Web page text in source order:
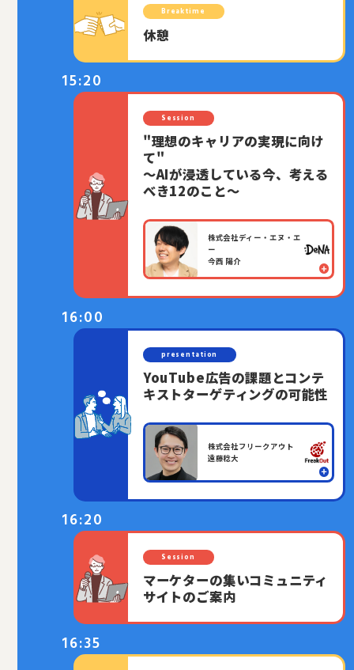
Breaktime
休憩
15:20
Session
"理想のキャリアの実現に向け
て"
〜AIが浸透している今、考える
べき12のこと〜
株式会社ディー・エヌ・エ
ー
今西 陽介
16:00
presentation
YouTube広告の課題とコンテ
キストターゲティングの可能性
株式会社フリークアウト
遠藤稔大
16:20
Session
マーケターの集いコミュニティ
サイトのご案内
16:35